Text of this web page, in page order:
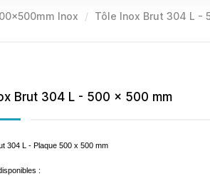
Inox Tôle Inox Brut 304 L -
Brut 304 L - 500 x 500 mm
304 L - Plaque 500 x 500 mm
: